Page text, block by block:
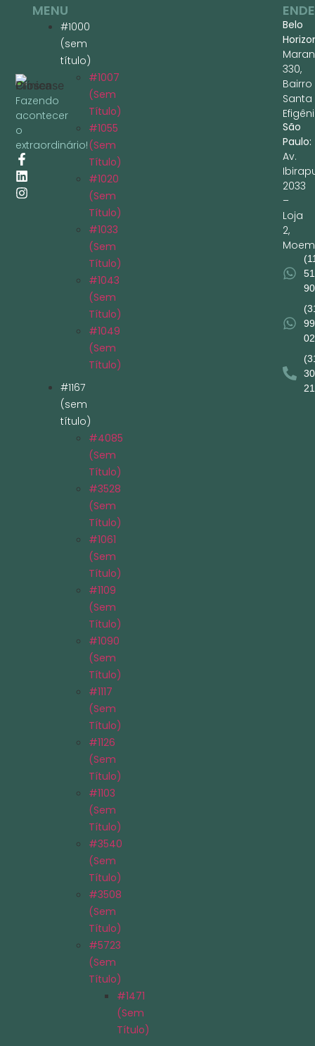
Fazendo
acontecer
o
extraordinário!
MENU
#1000
(sem
título)
#1007
(sem
Título)
#1055
(sem
Título)
#1020
(sem
Título)
#1033
(sem
Título)
#1043
(sem
Título)
#1049
(sem
Título)
#1167
(sem
título)
#4085
(sem
Título)
#3528
(sem
Título)
#1061
(sem
Título)
#1109
(sem
Título)
#1090
(sem
Título)
#1117
(sem
Título)
#1126
(sem
Título)
#1103
(sem
Título)
#3540
(sem
Título)
#3508
(sem
Título)
#5723
(sem
Título)
#1471
(sem
Título)
Belo
330,
Bairro
Santa
São
Paulo:
Av.
2033
–
Loja
2,